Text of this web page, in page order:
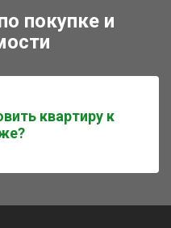
покупке и
квартиру к